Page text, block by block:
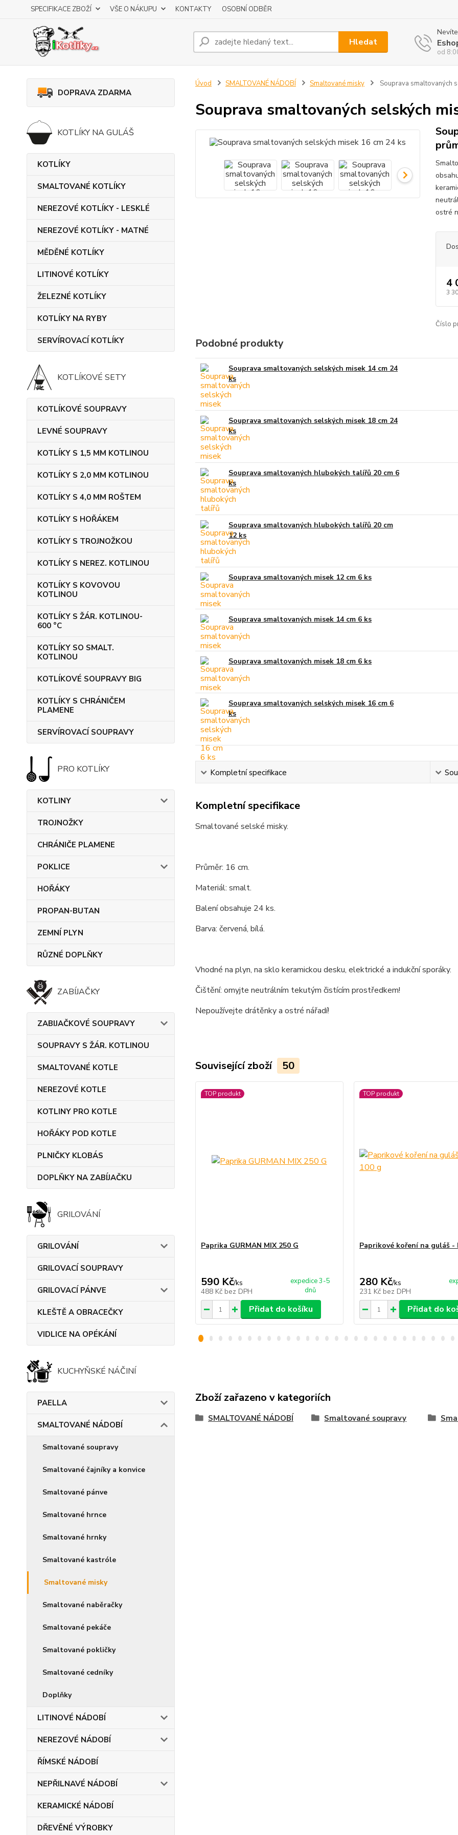
SPECIFIKACE ZBOŽÍ VŠE O NÁKUPU KONTAKTY OSOBNÍ ODBĚR
Hledat
od
DOPRAVA ZDARMA
KOTLÍKY NA GULÁŠ
KOTLÍKY
SMALTOVANÉ KOTLÍKY
NEREZOVÉ KOTLÍKY - LESKLÉ
NEREZOVÉ KOTLÍKY - MATNÉ
MĚDĚNÉ KOTLÍKY
LITINOVÉ KOTLÍKY
ŽELEZNÉ KOTLÍKY
KOTLÍKY NA RYBY
SERVÍROVACÍ KOTLÍKY
KOTLÍKOVÉ SETY
KOTLÍKOVÉ SOUPRAVY
LEVNÉ SOUPRAVY
KOTLÍKY S 1,5 MM KOTLINOU
KOTLÍKY S 2,0 MM KOTLINOU
KOTLÍKY S 4,0 MM ROŠTEM
KOTLÍKY S HOŘÁKEM
KOTLÍKY S TROJNOŽKOU
KOTLÍKY S NEREZ. KOTLINOU
KOTLÍKY S KOVOVOU
KOTLINOU
KOTLÍKY S ŽÁR. KOTLINOU-
600 °C
KOTLÍKY SO SMALT.
KOTLINOU
KOTLÍKOVÉ SOUPRAVY BIG
KOTLÍKY S CHRÁNIČEM
PLAMENE
SERVÍROVACÍ SOUPRAVY
PRO KOTLÍKY
KOTLINY
TROJNOŽKY
CHRÁNIČE PLAMENE
POKLICE
HOŘÁKY
PROPAN-BUTAN
ZEMNÍ PLYN
RŮZNÉ DOPLŇKY
ZABÍJAČKY
ZABIJAČKOVÉ SOUPRAVY
SOUPRAVY S ŽÁR. KOTLINOU
SMALTOVANÉ KOTLE
NEREZOVÉ KOTLE
KOTLINY PRO KOTLE
HOŘÁKY POD KOTLE
PLNIČKY KLOBÁS
DOPLŇKY NA ZABÍJAČKU
GRILOVÁNÍ
GRILOVÁNÍ
GRILOVACÍ SOUPRAVY
GRILOVACÍ PÁNVE
KLEŠTĚ A OBRACEČKY
VIDLICE NA OPÉKÁNÍ
KUCHYŇSKÉ NÁČINÍ
PAELLA
SMALTOVANÉ NÁDOBÍ
Smaltované soupravy
Smaltované čajníky a konvice
Smaltované pánve
Smaltované hrnce
Smaltované hrnky
Smaltované kastróle
Smaltované misky
Smaltované naběračky
Smaltované pekáče
Smaltované pokličky
Smaltované cedníky
Doplňky
LITINOVÉ NÁDOBÍ
NEREZOVÉ NÁDOBÍ
ŘÍMSKÉ NÁDOBÍ
NEPŘILNAVÉ NÁDOBÍ
KERAMICKÉ NÁDOBÍ
DŘEVĚNÉ VÝROBKY
Úvod SMALTOVANÉ NÁDOBÍ Smaltované misky Souprava smaltovaných
Souprava smaltovaných selských
ostré
4
3
Číslo
Podobné produkty
Souprava smaltovaných selských misek 14 cm 24
ks
Souprava smaltovaných selských misek 18 cm 24
ks
Souprava smaltovaných hlubokých talířů 20 cm 6
ks
Souprava smaltovaných hlubokých talířů 20 cm
12 ks
Souprava smaltovaných misek 12 cm 6 ks
Souprava smaltovaných misek 14 cm 6 ks
Souprava smaltovaných misek 18 cm 6 ks
Souprava smaltovaných selských misek 16 cm 6
ks
Kompletní specifikace
Kompletní specifikace
Smaltované selské misky.
Průměr: 16 cm.
Materiál: smalt.
Balení obsahuje 24 ks.
Barva: červená, bílá.
Vhodné na plyn, na sklo keramickou desku, elektrické a indukční sporáky.
Čištění: omyjte neutrálním tekutým čistícím prostředkem!
Nepoužívejte drátěnky a ostré nářadí!
Související zboží 50
TOP produkt
Paprika GURMAN MIX 250 G
590 Kč/ks
488 Kč bez DPH
expedice 3-5
dnů
Přidat do košíku
TOP produkt
Paprikové koření na guláš -
280 Kč/ks
231 Kč bez DPH
Přidat do
Zboží zařazeno v kategoriích
SMALTOVANÉ NÁDOBÍ Smaltované soupravy